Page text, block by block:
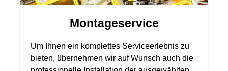
Montageservice
Um Ihnen ein komplettes Serviceerlebnis zu
bieten, übernehmen wir auf Wunsch auch die